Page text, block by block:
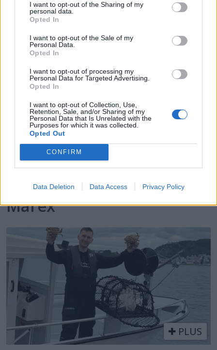
I want to opt-out of the Sharing of my
personal data.
Opted In
I want to opt-out of the Sale of my
Personal Data.
Opted In
I want to opt-out of processing my
Personal Data for Targeted Advertising.
Opted In
I want to opt-out of Collection, Use,
Retention, Sale, and/or Sharing of my
Personal Data that Is Unrelated with the
Purposes for which it was collected.
Opted Out
CONFIRM
Data Deletion Data Access Privacy Policy
2025
Prøvekjørt: Mesterlig
familiebåt på 39 fot fra
Marex
PLUS